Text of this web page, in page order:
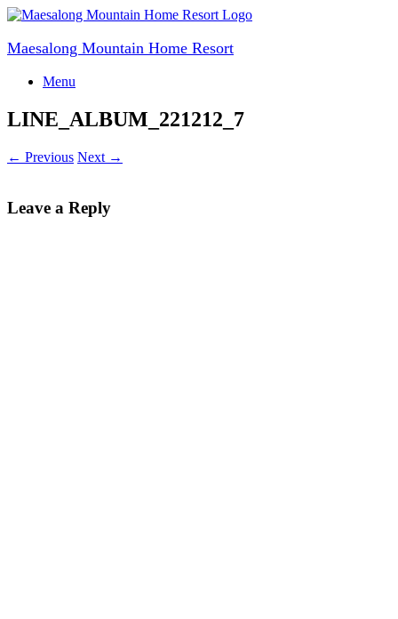
Skip
content
Maesalong Mountain Home Resort
Menu
LINE_ALBUM_221212_7
← Previous Next →
Leave a Reply